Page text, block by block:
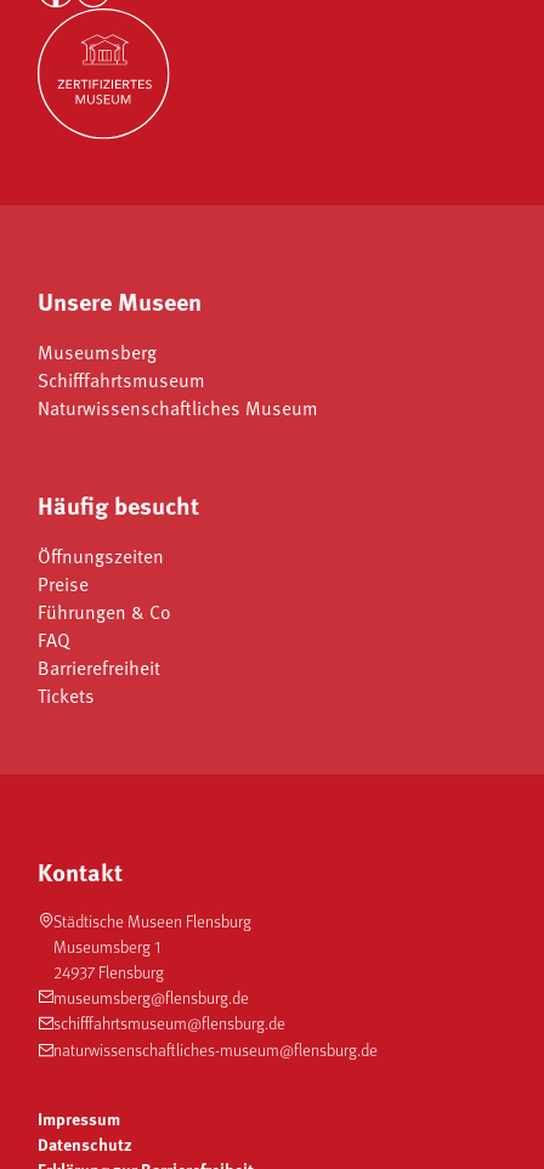
Unsere Museen
Museumsberg
Schifffahrtsmuseum
Naturwissenschaftliches Museum
Häufig besucht
Öffnungszeiten
Preise
Führungen & Co
FAQ
Barrierefreiheit
Tickets
Kontakt
Städtische Museen Flensburg
Museumsberg 1
24937 Flensburg
museumsberg@flensburg.de
schifffahrtsmuseum@flensburg.de
naturwissenschaftliches-museum@flensburg.de
Impressum
Datenschutz